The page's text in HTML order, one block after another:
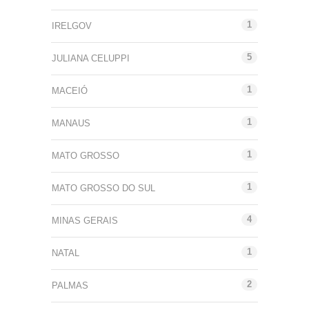
IRELGOV 1
JULIANA CELUPPI 5
MACEIÓ 1
MANAUS 1
MATO GROSSO 1
MATO GROSSO DO SUL 1
MINAS GERAIS 4
NATAL 1
PALMAS 2